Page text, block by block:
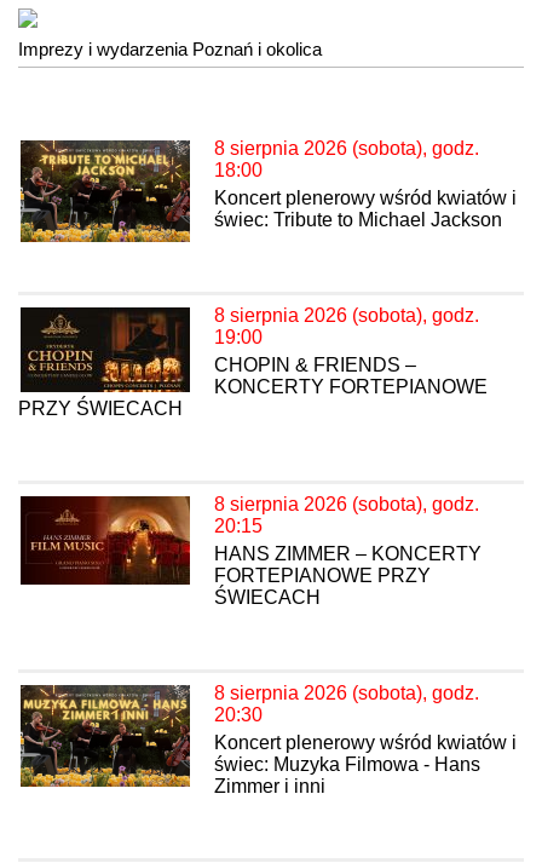
Imprezy i wydarzenia Poznań i okolica
8 sierpnia 2026 (sobota), godz.
18:00
Koncert plenerowy wśród kwiatów i
świec: Tribute to Michael Jackson
8 sierpnia 2026 (sobota), godz.
19:00
CHOPIN & FRIENDS –
KONCERTY FORTEPIANOWE
PRZY ŚWIECACH
8 sierpnia 2026 (sobota), godz.
20:15
HANS ZIMMER – KONCERTY
FORTEPIANOWE PRZY
ŚWIECACH
8 sierpnia 2026 (sobota), godz.
20:30
Koncert plenerowy wśród kwiatów i
świec: Muzyka Filmowa - Hans
Zimmer i inni